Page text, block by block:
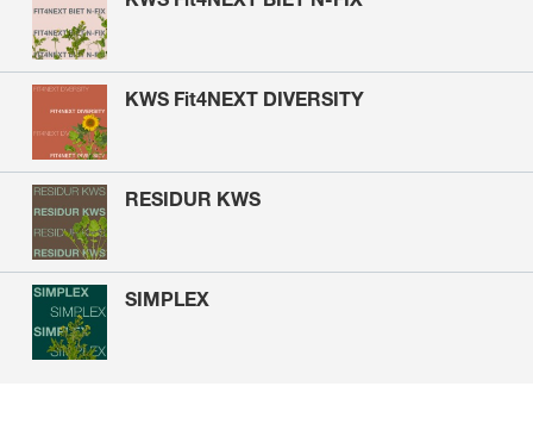
KWS Fit4NEXT DIVERSITY
RESIDUR KWS
SIMPLEX